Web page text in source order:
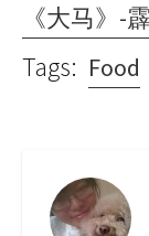
《大马》-
Tags: Food